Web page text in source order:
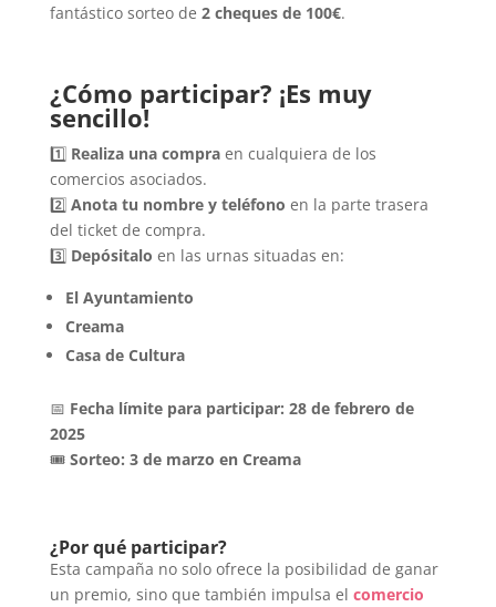
fantástico sorteo de 2 cheques de 100€.
¿Cómo participar? ¡Es muy
sencillo!
1️⃣ Realiza una compraen cualquiera de los
comercios asociados.
2️⃣ Anota tu nombre y teléfono en la parte trasera
del ticket de compra.
3️⃣ Depósitalo en las urnas situadas en:
El Ayuntamiento
Creama
Casa de Cultura
📅 Fecha límite para participar: 28 de febrero de
2025
🎟️ Sorteo: 3 de marzo en Creama
¿Por qué participar?
Esta campaña no solo ofrece la posibilidad de ganar
un premio, sino que también impulsa el comercio